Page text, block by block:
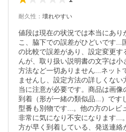
耐久性 ： 壊れやすい
値段は現在の状況では本当にあり
こ、脇下での誤差がひどいです...
の比較で誤差があり、設定変更
んが、取り扱い説明書の文字は
方法など一切ありません...ネット
ませんし、設定方法の詳しくな
当に注意が必要です。商品は画
到着（形が一緒の類似品...）です
型番も別物です...。他の方のレビ
非常に気になり不安になります...
方が早く到着している、発送連